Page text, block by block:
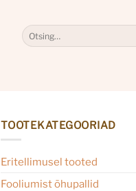
Otsi:
TOOTEKATEGOORIAD
Eritellimusel tooted
Fooliumist õhupallid